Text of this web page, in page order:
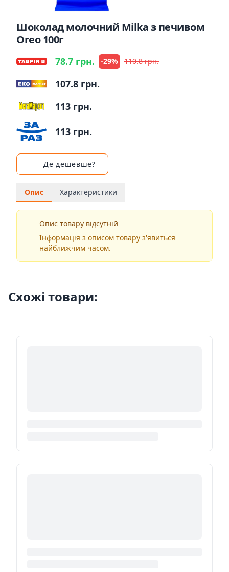
Шоколад молочний Milka з печивом
Oreo 100г
78.7 грн. -29% 110.8 грн.
107.8 грн.
113 грн.
113 грн.
Де дешевше?
Опис Характеристики
Опис товару відсутній
Інформація з описом товару з'явиться
найближчим часом.
Схожі товари: